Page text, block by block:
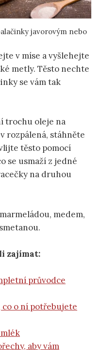
javorovým nebo
v míse a vyšlehejte
metly. Těsto nechte
se vám tak
trochu oleje na
rozpálená, stáhněte
těsto pomocí
se usmaží z jedné
na druhou
medem,
zajímat:
průvodce
co o ní potřebujete
aby vám